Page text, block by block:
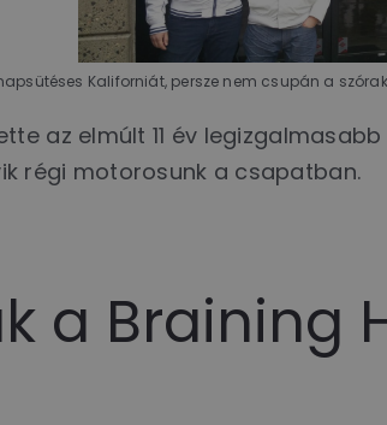
Kaliforniát, persze nem csupán a
az elmúlt 11 év
régi motorosunk a csapatban.
a Braining